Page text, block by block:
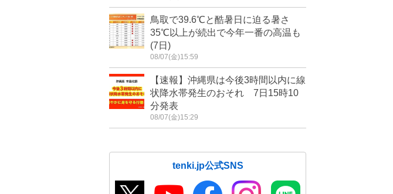
鳥取で39.6℃と酷暑日に迫る暑さ
35℃以上が続出で今年一番の高温も
(7日)
08/07(金)15:59
【速報】沖縄県は今後3時間以内に線
状降水帯発生のおそれ 7日15時10
分発表
08/07(金)15:29
tenki.jp公式SNS